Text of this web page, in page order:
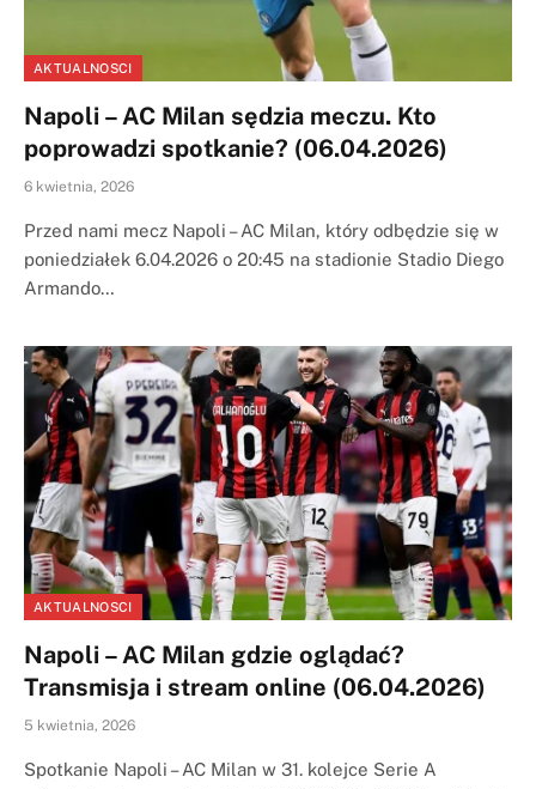
AKTUALNOSCI
Napoli – AC Milan sędzia meczu. Kto
poprowadzi spotkanie? (06.04.2026)
6 kwietnia, 2026
Przed nami mecz Napoli – AC Milan, który odbędzie się w
poniedziałek 6.04.2026 o 20:45 na stadionie Stadio Diego
Armando…
AKTUALNOSCI
Napoli – AC Milan gdzie oglądać?
Transmisja i stream online (06.04.2026)
5 kwietnia, 2026
Spotkanie Napoli – AC Milan w 31. kolejce Serie A